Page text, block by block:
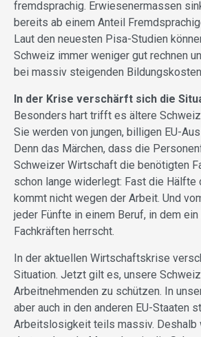
fremdsprachig. Erwiesenermassen
bereits ab einem Anteil
Laut den neuesten Pisa-Studien
Schweiz immer weniger gut rechnen
bei massiv steigenden
In der Krise verschärft sich die
Besonders hart trifft es ältere
Sie werden von jungen, billigen EU-
Denn das Märchen, dass die
Schweizer Wirtschaft die benötigten
schon lange widerlegt: Fast die Hälfte
kommt nicht wegen der Arbeit. Und
jeder Fünfte in einem Beruf, in dem ein
Fachkräften herrscht.
In der aktuellen Wirtschaftskrise
Situation. Jetzt gilt es, unsere
Arbeitnehmenden zu schützen. In
aber auch in den anderen EU-Staaten
Arbeitslosigkeit teils massiv. Deshalb